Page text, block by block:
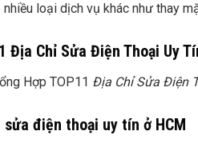
loại dịch vụ khác như thay
Địa Chỉ Sửa Điện Thoại Uy
Hợp TOP11 Địa Chỉ Sửa Điện
điện thoại uy tín ở HCM